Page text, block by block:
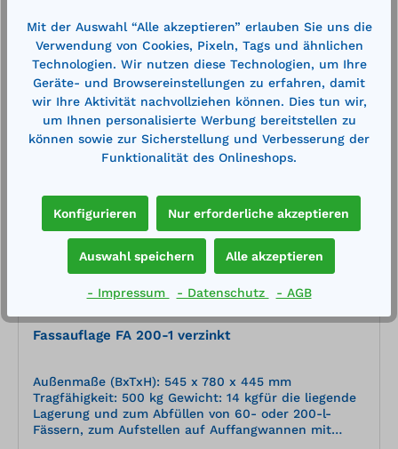
Flüssigkeiten der GHS-Kategorien 1-4
In den Warenkorb
Fassauflage FA 200-1 verzinkt
Außenmaße (BxTxH): 545 x 780 x 445 mm
Tragfähigkeit: 500 kg Gewicht: 14 kgfür die liegende
Lagerung und zum Abfüllen von 60- oder 200-l-
Fässern, zum Aufstellen auf Auffangwannen mit
Mit der Auswahl “Alle akzeptieren” erlauben Sie uns die
Verwendung von Cookies, Pixeln, Tags und ähnlichen
Technologien. Wir nutzen diese Technologien, um Ihre
Geräte- und Browsereinstellungen zu erfahren, damit
wir Ihre Aktivität nachvollziehen können. Dies tun wir,
um Ihnen personalisierte Werbung bereitstellen zu
können sowie zur Sicherstellung und Verbesserung der
Funktionalität des Onlineshops.
Konfigurieren Nur erforderliche akzeptieren
Auswahl speichern Alle akzeptieren
- Impressum - Datenschutz - AGB